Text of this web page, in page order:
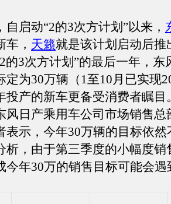
动“2的3次方计划”以来，
， 天籁就是该计划启动后推
的3次方计划”的最后一年，东
定为30万辆（1至10月已实现
投产的新车更备受消费者瞩目
风日产乘用车公司市场销售总
表示，今年30万辆的目标依
析，由于第三季度的小幅度销
今年30万的销售目标可能会遇